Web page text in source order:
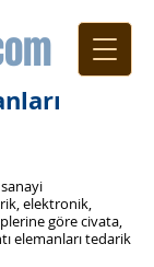
sanayi
elektronik,
göre civata,
elemanları tedarik